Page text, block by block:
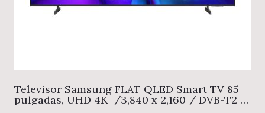
Televisor Samsung FLAT QLED Smart TV 85
pulgadas, UHD 4K /3,840 x 2,160 / DVB-T2 /